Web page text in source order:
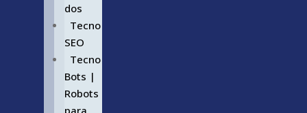
dos
Tecno
SEO
Tecno
Bots |
Robots